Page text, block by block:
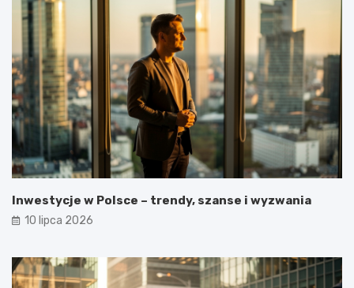
Inwestycje w Polsce – trendy, szanse i wyzwania
10 lipca 2026